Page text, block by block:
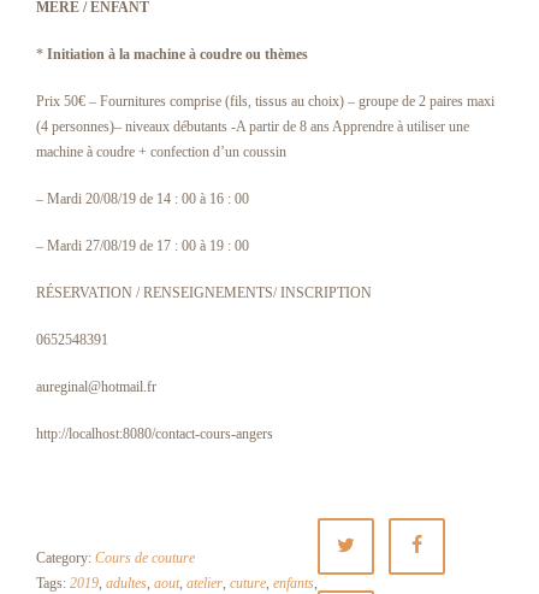
MERE / ENFANT
* Initiation à la machine à coudre ou thèmes
Prix 50€ – Fournitures comprise (fils, tissus au choix) – groupe de 2 paires maxi
(4 personnes)– niveaux débutants -A partir de 8 ans Apprendre à utiliser une
machine à coudre + confection d’un coussin
– Mardi 20/08/19 de 14 : 00 à 16 : 00
– Mardi 27/08/19 de 17 : 00 à 19 : 00
RÉSERVATION / RENSEIGNEMENTS/ INSCRIPTION
0652548391
aureginal@hotmail.fr
http://localhost:8080/contact-cours-angers
Category: Cours de couture
Tags: 2019, adultes, aout, atelier, cuture, enfants,